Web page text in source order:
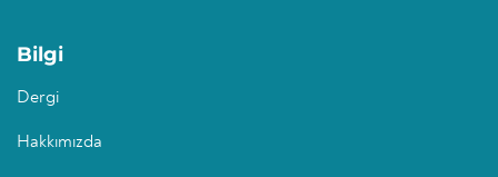
Bilgi
Dergi
Hakkımızda